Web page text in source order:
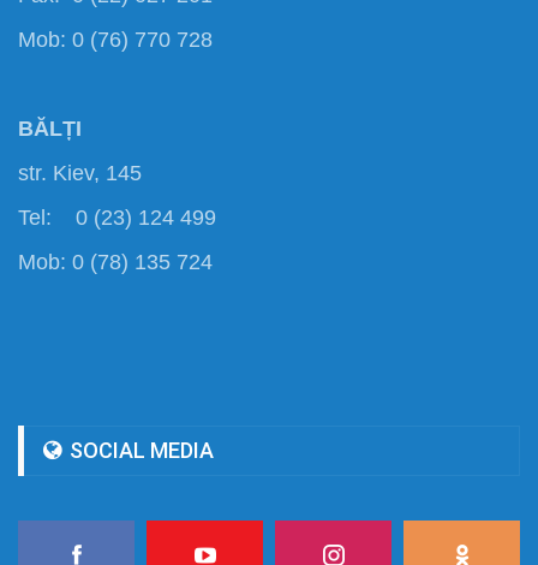
Mob: 0 (76) 770 728
BĂLȚI
str. Kiev, 145
Tel: 0 (23) 124 499
Mob: 0 (78) 135 724
SOCIAL MEDIA